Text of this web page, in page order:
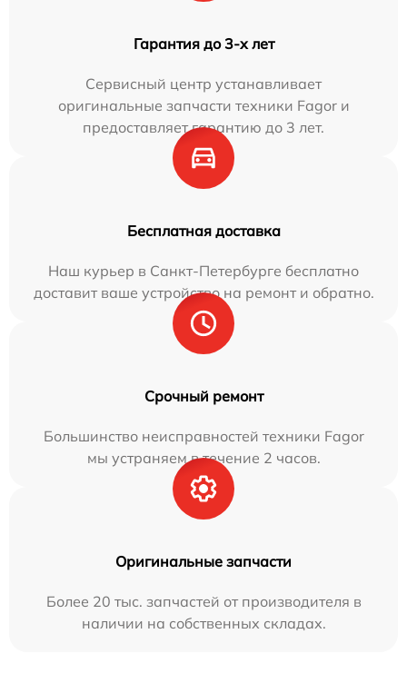
Гарантия до 3-х лет
Сервисный центр устанавливает
оригинальные запчасти техники Fagor и
предоставляет гарантию до 3 лет.
Бесплатная доставка
Наш курьер в Санкт-Петербурге бесплатно
доставит ваше устройство на ремонт и обратно.
Срочный ремонт
Большинство неисправностей техники Fagor
мы устраняем в течение 2 часов.
Оригинальные запчасти
Более 20 тыс. запчастей от производителя в
наличии на собственных складах.